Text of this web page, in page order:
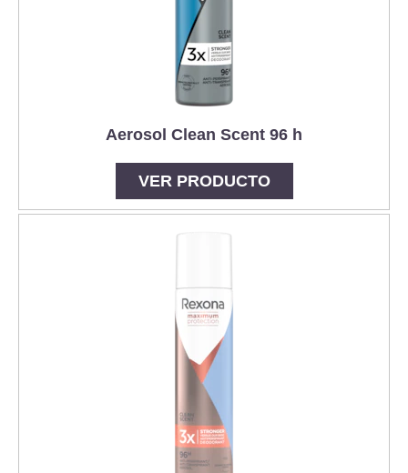
Aerosol Clean Scent 96 h
VER PRODUCTO